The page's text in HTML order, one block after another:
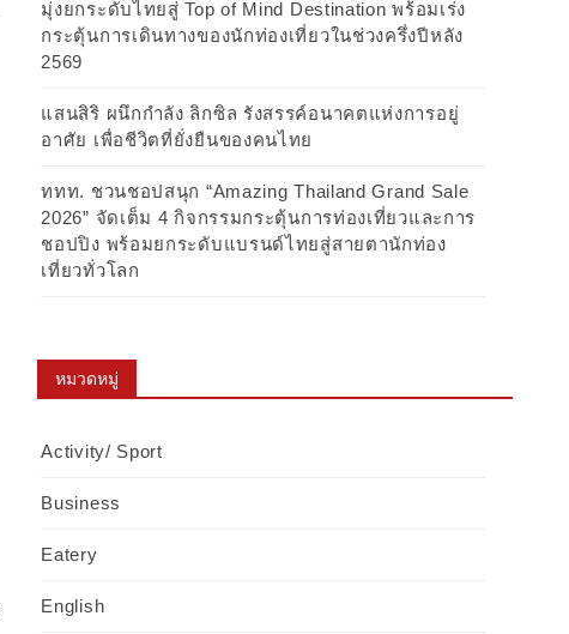
มุ่งยกระดับไทยสู่ Top of Mind Destination พร้อมเร่ง
กระตุ้นการเดินทางของนักท่องเที่ยวในช่วงครึ่งปีหลัง
2569
แสนสิริ ผนึกกำลัง ลิกซิล รังสรรค์อนาคตแห่งการอยู่
อาศัย เพื่อชีวิตที่ยั่งยืนของคนไทย
ททท. ชวนชอปสนุก “Amazing Thailand Grand Sale
2026” จัดเต็ม 4 กิจกรรมกระตุ้นการท่องเที่ยวและการ
ชอปปิง พร้อมยกระดับแบรนด์ไทยสู่สายตานักท่อง
เที่ยวทั่วโลก
หมวดหมู่
Activity/ Sport
Business
Eatery
English